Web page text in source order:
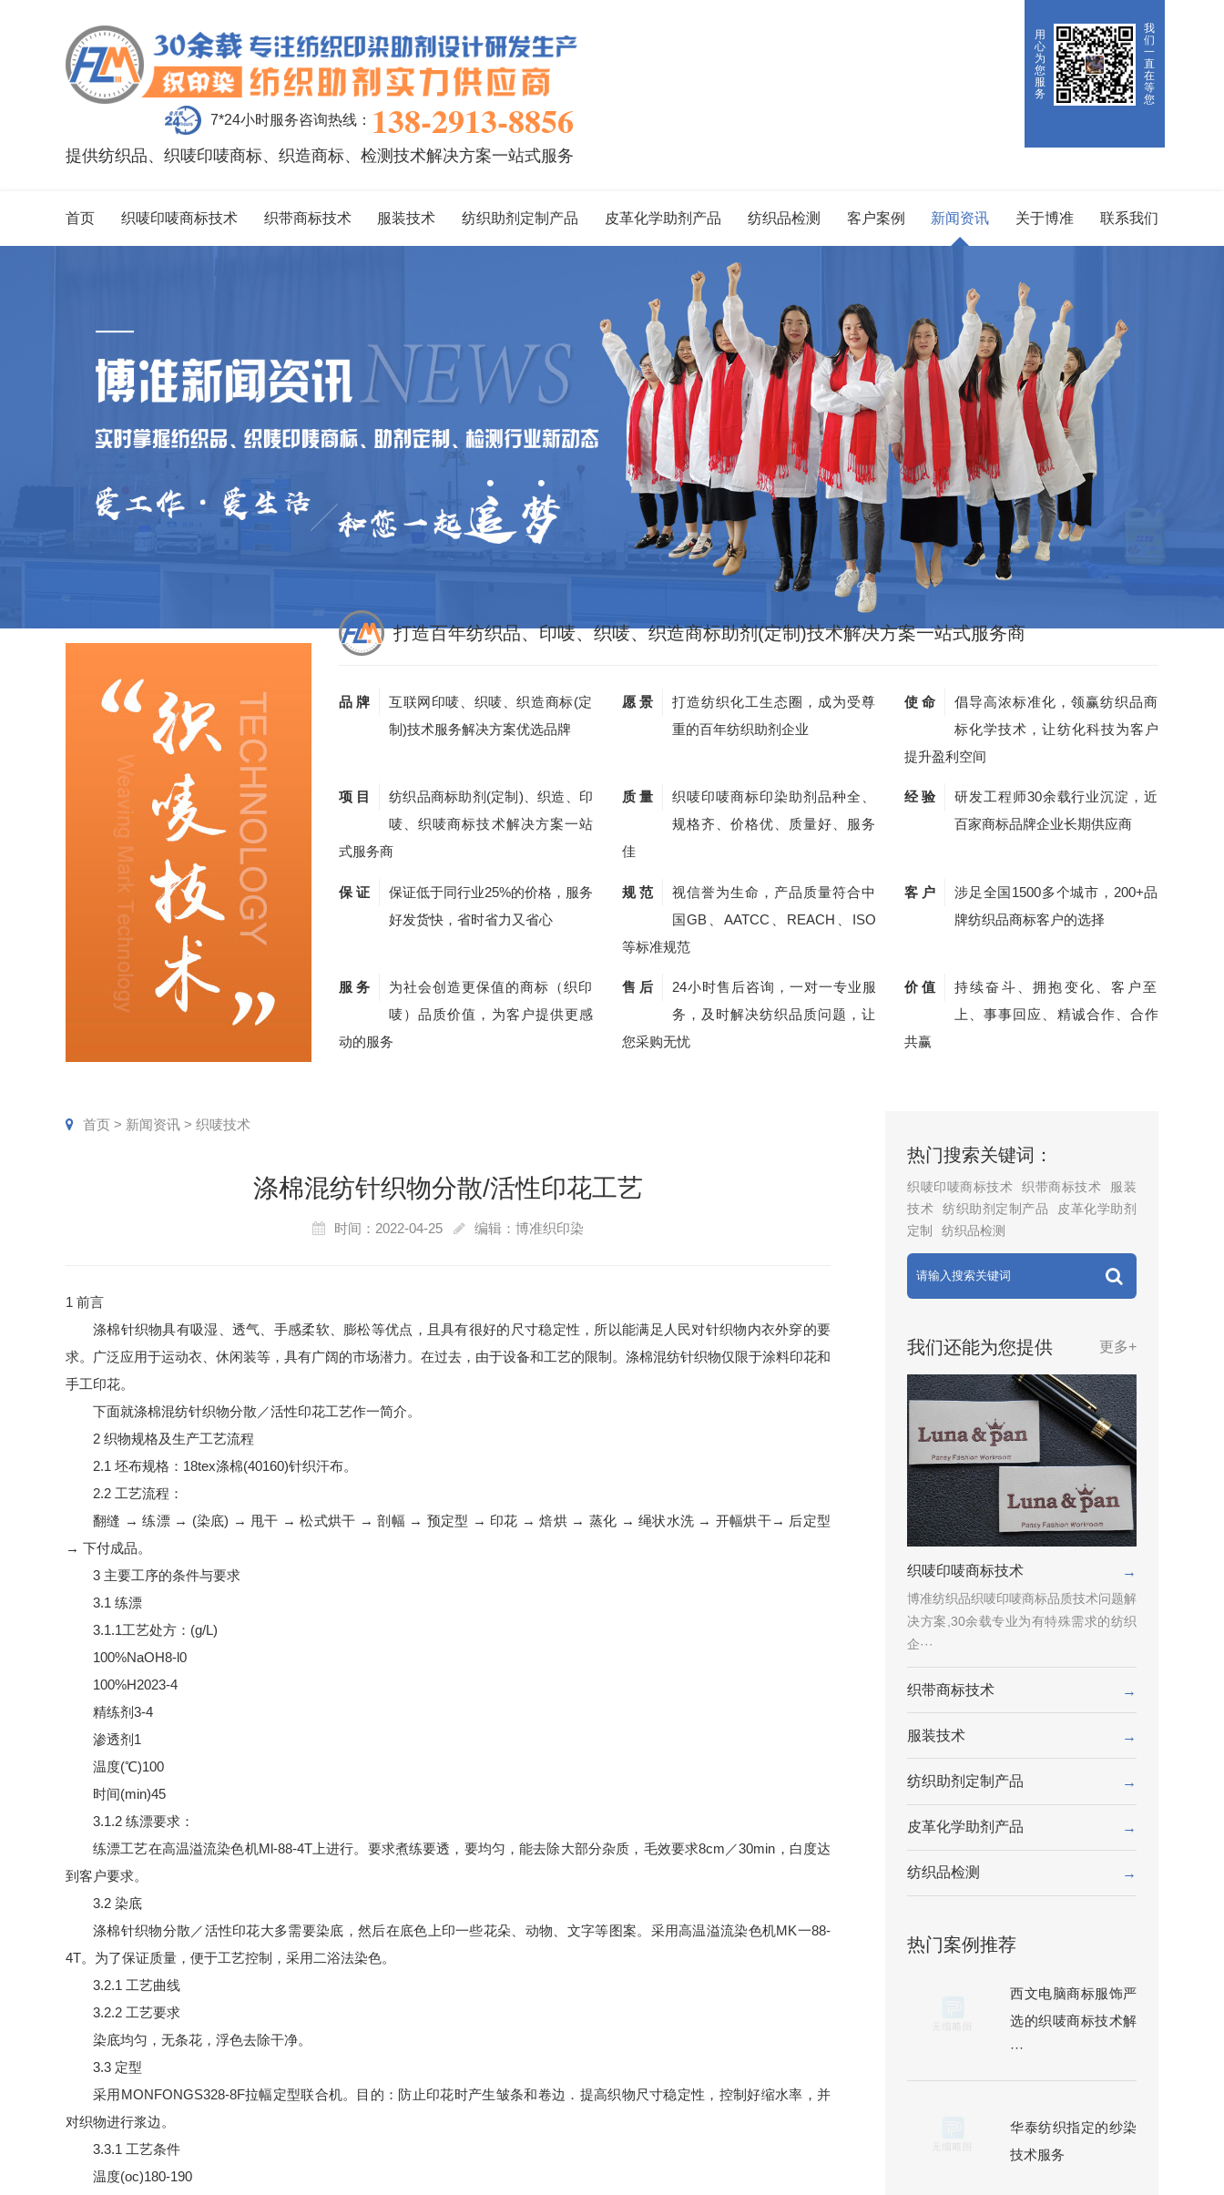
用
心
为
您
服
务
我
们
一
直
在
等
您
7*24小时服务咨询热线： 138-2913-8856
提供纺织品、织唛印唛商标、织造商标、检测技术解决方案一站式服务
首页 织唛印唛商标技术 织带商标技术 服装技术 纺织助剂定制产品 皮革化学助剂产品 纺织品检测 客户案例 新闻资讯 关于博准 联系我们
打造百年纺织品、印唛、织唛、织造商标助剂(定制)技术解决方案一站式服务商
品 牌
互联网印唛、织唛、织造商标(定
制)技术服务解决方案优选品牌
愿 景
打造纺织化工生态圈，成为受尊
重的百年纺织助剂企业
使 命
倡导高浓标准化，领赢纺织品商
标化学技术，让纺化科技为客户
提升盈利空间
项 目
纺织品商标助剂(定制)、织造、印
唛、织唛商标技术解决方案一站
式服务商
质 量
织唛印唛商标印染助剂品种全、
规格齐、价格优、质量好、服务
佳
经 验
研发工程师30余载行业沉淀，近
百家商标品牌企业长期供应商
保 证
保证低于同行业25%的价格，服务
好发货快，省时省力又省心
规 范
视信誉为生命，产品质量符合中
国GB、AATCC、REACH、ISO
等标准规范
客 户
涉足全国1500多个城市，200+品
牌纺织品商标客户的选择
服 务
为社会创造更保值的商标（织印
唛）品质价值，为客户提供更感
动的服务
售 后
24小时售后咨询，一对一专业服
务，及时解决纺织品质问题，让
您采购无忧
价 值
持续奋斗、拥抱变化、客户至
上、事事回应、精诚合作、合作
共赢
首页 > 新闻资讯 > 织唛技术
涤棉混纺针织物分散/活性印花工艺
时间：2022-04-25 编辑：博准织印染
1 前言
涤棉针织物具有吸湿、透气、手感柔软、膨松等优点，且具有很好的尺寸稳定性，所以能满足人民对针织物内衣外穿的要
求。广泛应用于运动衣、休闲装等，具有广阔的市场潜力。在过去，由于设备和工艺的限制。涤棉混纺针织物仅限于涂料印花和
手工印花。
下面就涤棉混纺针织物分散／活性印花工艺作一简介。
2 织物规格及生产工艺流程
2.1 坯布规格：18tex涤棉(40160)针织汗布。
2.2 工艺流程：
翻缝 → 练漂 → (染底) → 甩干 → 松式烘干 → 剖幅 → 预定型 → 印花 → 焙烘 → 蒸化 → 绳状水洗 → 开幅烘干→ 后定型
→ 下付成品。
3 主要工序的条件与要求
3.1 练漂
3.1.1工艺处方：(g/L)
100%NaOH8-l0
100%H2023-4
精练剂3-4
渗透剂1
温度(℃)100
时间(min)45
3.1.2 练漂要求：
练漂工艺在高温溢流染色机Ml-88-4T上进行。要求煮练要透，要均匀，能去除大部分杂质，毛效要求8cm／30min，白度达
到客户要求。
3.2 染底
涤棉针织物分散／活性印花大多需要染底，然后在底色上印一些花朵、动物、文字等图案。采用高温溢流染色机MK一88-
4T。为了保证质量，便于工艺控制，采用二浴法染色。
3.2.1 工艺曲线
3.2.2 工艺要求
染底均匀，无条花，浮色去除干净。
3.3 定型
采用MONFONGS328-8F拉幅定型联合机。目的：防止印花时产生皱条和卷边．提高织物尺寸稳定性，控制好缩水率，并
对织物进行浆边。
3.3.1 工艺条件
温度(oc)180-190
热门搜索关键词：
织唛印唛商标技术 织带商标技术
服装
技术
纺织助剂定制产品
皮革化学助剂
定制
纺织品检测
我们还能为您提供 更多+
织唛印唛商标技术 →
博准纺织品织唛印唛商标品质技术问题解
决方案,30余载专业为有特殊需求的纺织
企···
织带商标技术 →
服装技术 →
纺织助剂定制产品 →
皮革化学助剂产品 →
纺织品检测 →
热门案例推荐
西文电脑商标服饰严
选的织唛商标技术解
···
华泰纺织指定的纱染
技术服务